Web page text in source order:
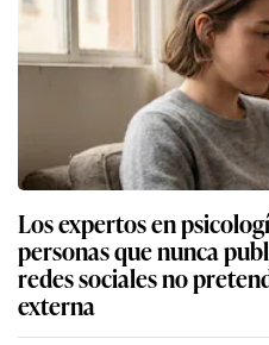
Los expertos en
personas que nunca
redes sociales no
externa